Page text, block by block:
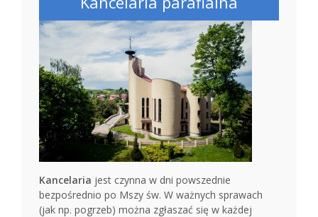
Kancelaria jest czynna w dni powszednie
bezpośrednio po Mszy św. W ważnych sprawach
(jak np. pogrzeb) można zgłaszać się w każdej